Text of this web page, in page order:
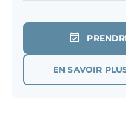
EN SAVOIR